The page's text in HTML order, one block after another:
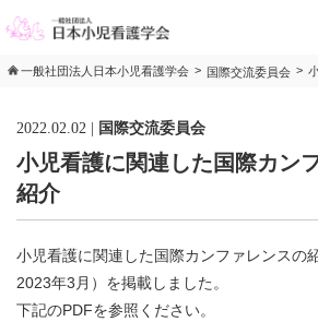
一般社団法人日本小児看護学会 > 国際交流委員会 > 小
2022.02.02 | 国際交流委員会
小児看護に関連した国際カン
紹介
小児看護に関連した国際カンファレンスの
2023年3月）を掲載しました。
下記のPDFを参照ください。